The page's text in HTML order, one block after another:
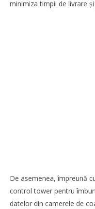
minimiza timpii de livrare
De asemenea, împreună
control tower pentru
datelor din camerele de